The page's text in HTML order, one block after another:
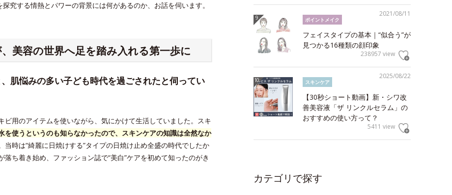
究する情熱とパワーの背景には何があるのか、お話を伺います。
美容の世界へ足を踏み入れる第一歩に
肌悩みの多い子ども時代を過ごされたと伺ってい
用のアイテムを使いながら、気にかけて生活していました。スキ
を使うというのも知らなかったので、スキンケアの知識は全然なか
時は“綺麗に日焼けする”タイプの日焼け止め全盛の時代でしたか
ち着き始め、ファッション誌で“美白”ケアを初めて知ったのがき
2021/08/11
ポイントメイク
フェイスタイプの基本｜“似合う”が
見つかる16種類の顔印象
238957 view
2025/08/22
スキンケア
【30秒ショート動画】新・シワ改
善美容液「ザ リンクルセラム」の
おすすめの使い方って？
5411 view
カテゴリで探す